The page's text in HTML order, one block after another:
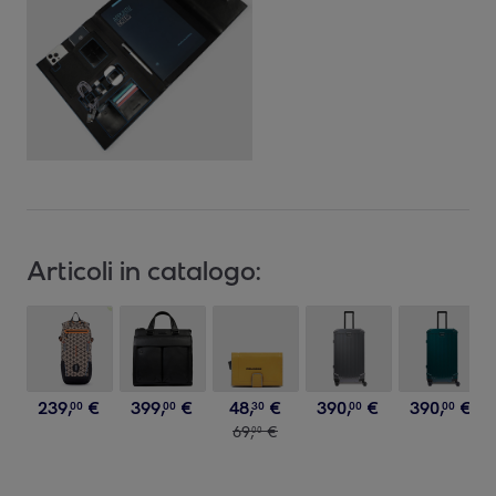
Articoli in catalogo:
239,00 € 399,00 € 48,30 €
69,00 €
390,00 € 390,00 €